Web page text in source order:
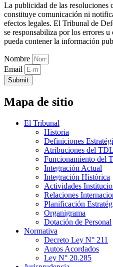
La publicidad de las resoluciones
constituye comunicación ni
efectos legales. El Tribunal de
se responsabiliza por los errores
pueda contener la información
Nombre
Email
Submit
Mapa de sitio
El Tribunal
Historia
Definiciones
Atribuciones del
Funcionamiento del
Integración Actual
Integración Histórica
Actividades
Relaciones
Planificación
Organigrama
Dotación de Personal
Normativa
Decreto Ley N° 211
Autos Acordados
Ley N° 20.285